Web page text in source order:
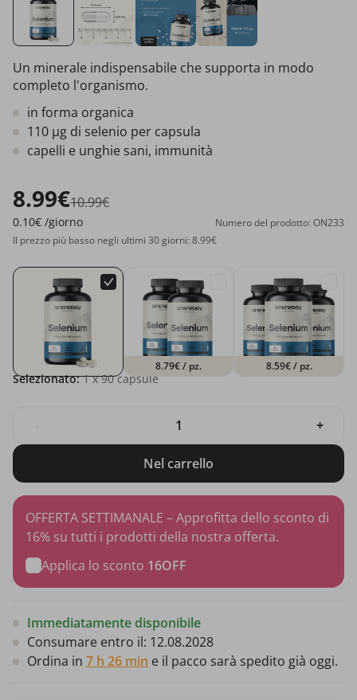
Un minerale indispensabile che supporta in modo
completo l'organismo.
in forma organica
110 µg di selenio per capsula
capelli e unghie sani, immunità
8.99€10.99€
0.10€ /giorno
Numero del prodotto: ON233
Il prezzo più basso negli ultimi 30 giorni: 8.99€
8.79€/ pz. 8.59€/ pz.
Selezionato: 1x 90 capsule
+
Nel carrello
OFFERTA SETTIMANALE – Approfitta dello sconto di
16% su tutti i prodotti della nostra offerta.
Applica lo sconto 16OFF
Immediatamente disponibile
Consumare entro il: 12.08.2028
Ordina in 7 h 26 min e il pacco sarà spedito già oggi.